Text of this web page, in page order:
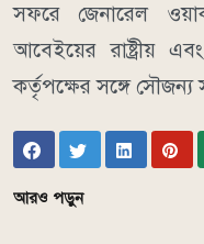
সফরে জেনারেল
আবেইয়ের রাষ্ট্রীয় এবং
কর্তৃপক্ষের সঙ্গে
আরও পড়ুন